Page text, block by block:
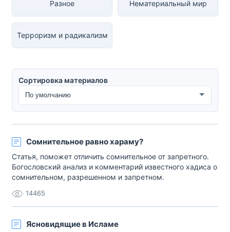
Разное Нематериальный мир
Терроризм и радикализм
Сортировка материалов
Сортировка материалов
Сомнительное равно хараму?
Статья, поможет отличить сомнительное от запретного.
Богословский анализ и комментарий известного хадиса о
сомнительном, разрешенном и запретном.
14465
Ясновидящие в Исламе